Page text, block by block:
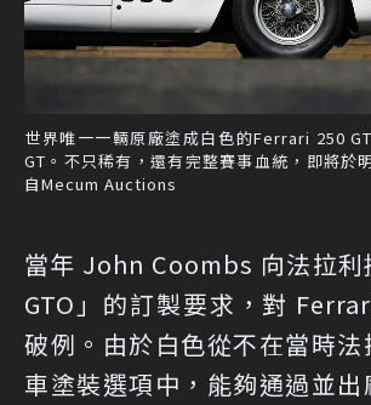
世界唯一一輛原廠塗成白色的Ferrari 250
GT。不只稀有，還有完整賽事血統，即將於
自Mecum Auctions
當年 John Coombs 向法拉利
GTO」的訂製要求，對
破例。由於白色從不在當時
車塗裝選項中，能夠通過並